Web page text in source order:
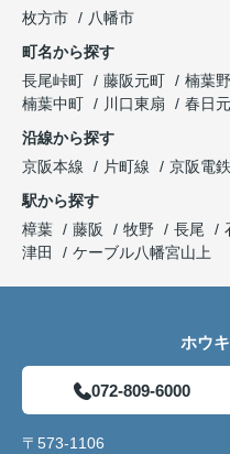
枚方市
八幡市
町名から探す
長尾峠町
藤阪元町 楠葉
楠葉中町
川口東扇 春日
沿線から探す
京阪本線
片町線
京阪電
駅から探す
樟葉
藤阪 牧野 長尾
津田
ケーブル八幡宮山上
ホウ
072-809-6000
〒573-1106